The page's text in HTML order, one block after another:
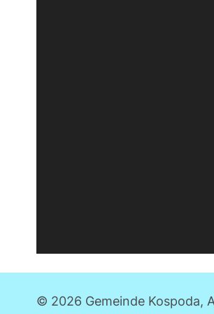
© 2026 Gemeinde Kospoda,